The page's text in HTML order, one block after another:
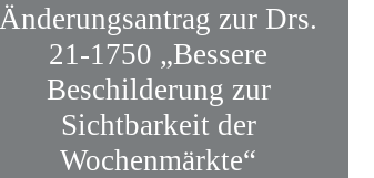
Änderungsantrag zur Drs.
21-1750 „Bessere
Beschilderung zur
Sichtbarkeit der
Wochenmärkte“